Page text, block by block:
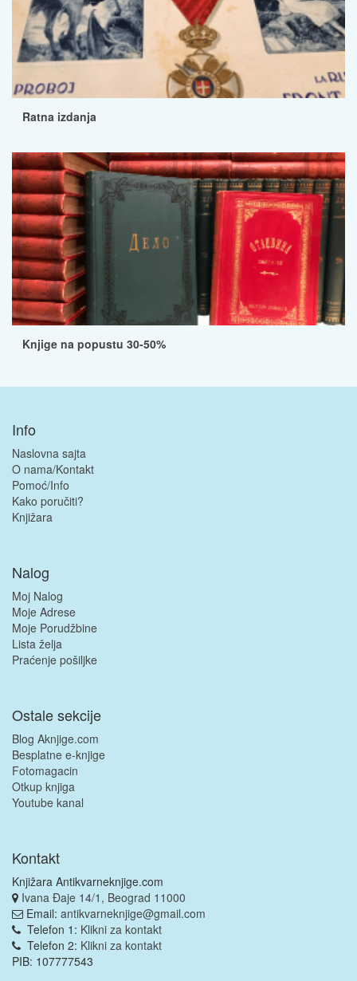
Ratna izdanja
Knjige na popustu 30-50%
Info
Naslovna sajta
O nama/Kontakt
Pomoć/Info
Kako poručiti?
Knjižara
Nalog
Moj Nalog
Moje Adrese
Moje Porudžbine
Lista želja
Praćenje pošiljke
Ostale sekcije
Blog Aknjige.com
Besplatne e-knjige
Fotomagacin
Otkup knjiga
Youtube kanal
Kontakt
Knjižara Antikvarneknjige.com
Ivana Đaje 14/1, Beograd 11000
Email: antikvarneknjige@gmail.com
Telefon 1: Klikni za kontakt
Telefon 2: Klikni za kontakt
PIB: 107777543